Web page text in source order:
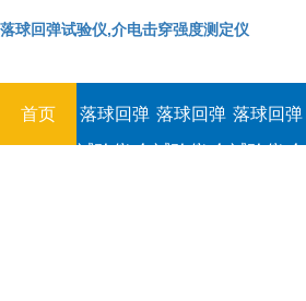
落球回弹试验仪,介电击穿强度测定仪
首页
落球回弹
试验仪,介
落球回弹
试验仪,介
落球回弹
试验仪,介